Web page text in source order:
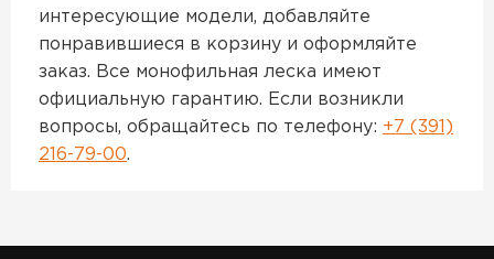
интересующие модели, добавляйте
понравившиеся в корзину и оформляйте
заказ. Все монофильная леска имеют
официальную гарантию. Если возникли
вопросы, обращайтесь по телефону: +7 (391)
216-79-00.